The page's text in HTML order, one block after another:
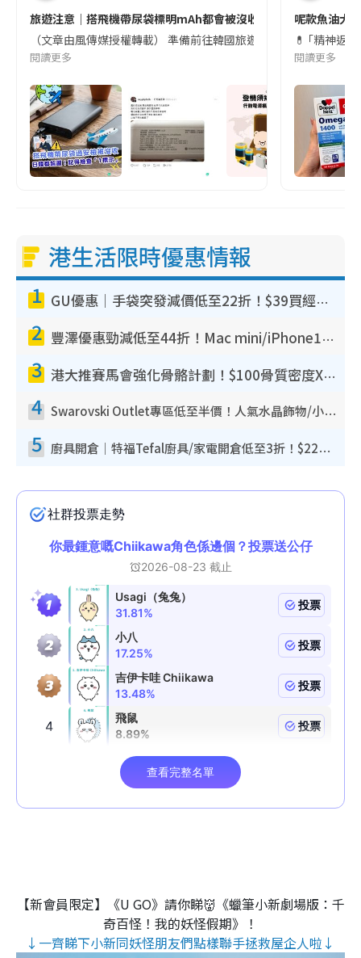
旅遊注意｜搭飛機帶尿袋標明mAh都會被沒收😱出發前切記檢查
（文章由風傳媒授權轉載） 準備前往韓國旅遊的民眾，近期要
閱讀更多
呢款魚油大
💊 ｢精神返
閱讀更多
港生活限時優惠情報
1 GU優惠｜手袋突發減價低至22折！$39買經典波士頓包/餃子袋！飾物同步減價$29起！
2 豐澤優惠勁減低至44折！Mac mini/iPhone17Pro大減價！廚房家電$220起
3 港大推賽馬會強化骨骼計劃！$100骨質密度X光檢查 完成免費運動訓練送超市禮券！附參加資格
4 Swarovski Outlet專區低至半價！人氣水晶飾物/小擺設$138起！迪士尼款/水晶高跟鞋都有平
5 廚具開倉｜特福Tefal廚具/家電開倉低至3折！$220起買平底鍋/炒鑊/湯煲！電飯煲/吸塵機/燙斗$418起
【新會員限定】《U GO》請你睇👹《蠟筆小新劇場版：千
奇百怪！我的妖怪假期》！
↓一齊睇下小新同妖怪朋友們點樣聯手拯救屋企人啦↓